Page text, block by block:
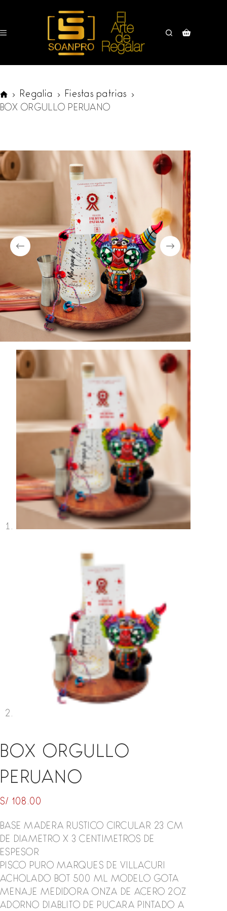
contenido
Carro
compra
SOANPRO
Regalia
Fiestas patrias
BOX ORGULLO PERUANO
BOX ORGULLO
PERUANO
S/ 108.00
BASE MADERA RUSTICO CIRCULAR 23 CM
DE DIAMETRO X 3 CENTIMETROS DE
ESPESOR
PISCO PURO MARQUES DE VILLACURI
ACHOLADO BOT 500 ML MODELO GOTA
MENAJE MEDIDORA ONZA DE ACERO 2OZ
ADORNO DIABLITO DE PUCARA PINTADO A